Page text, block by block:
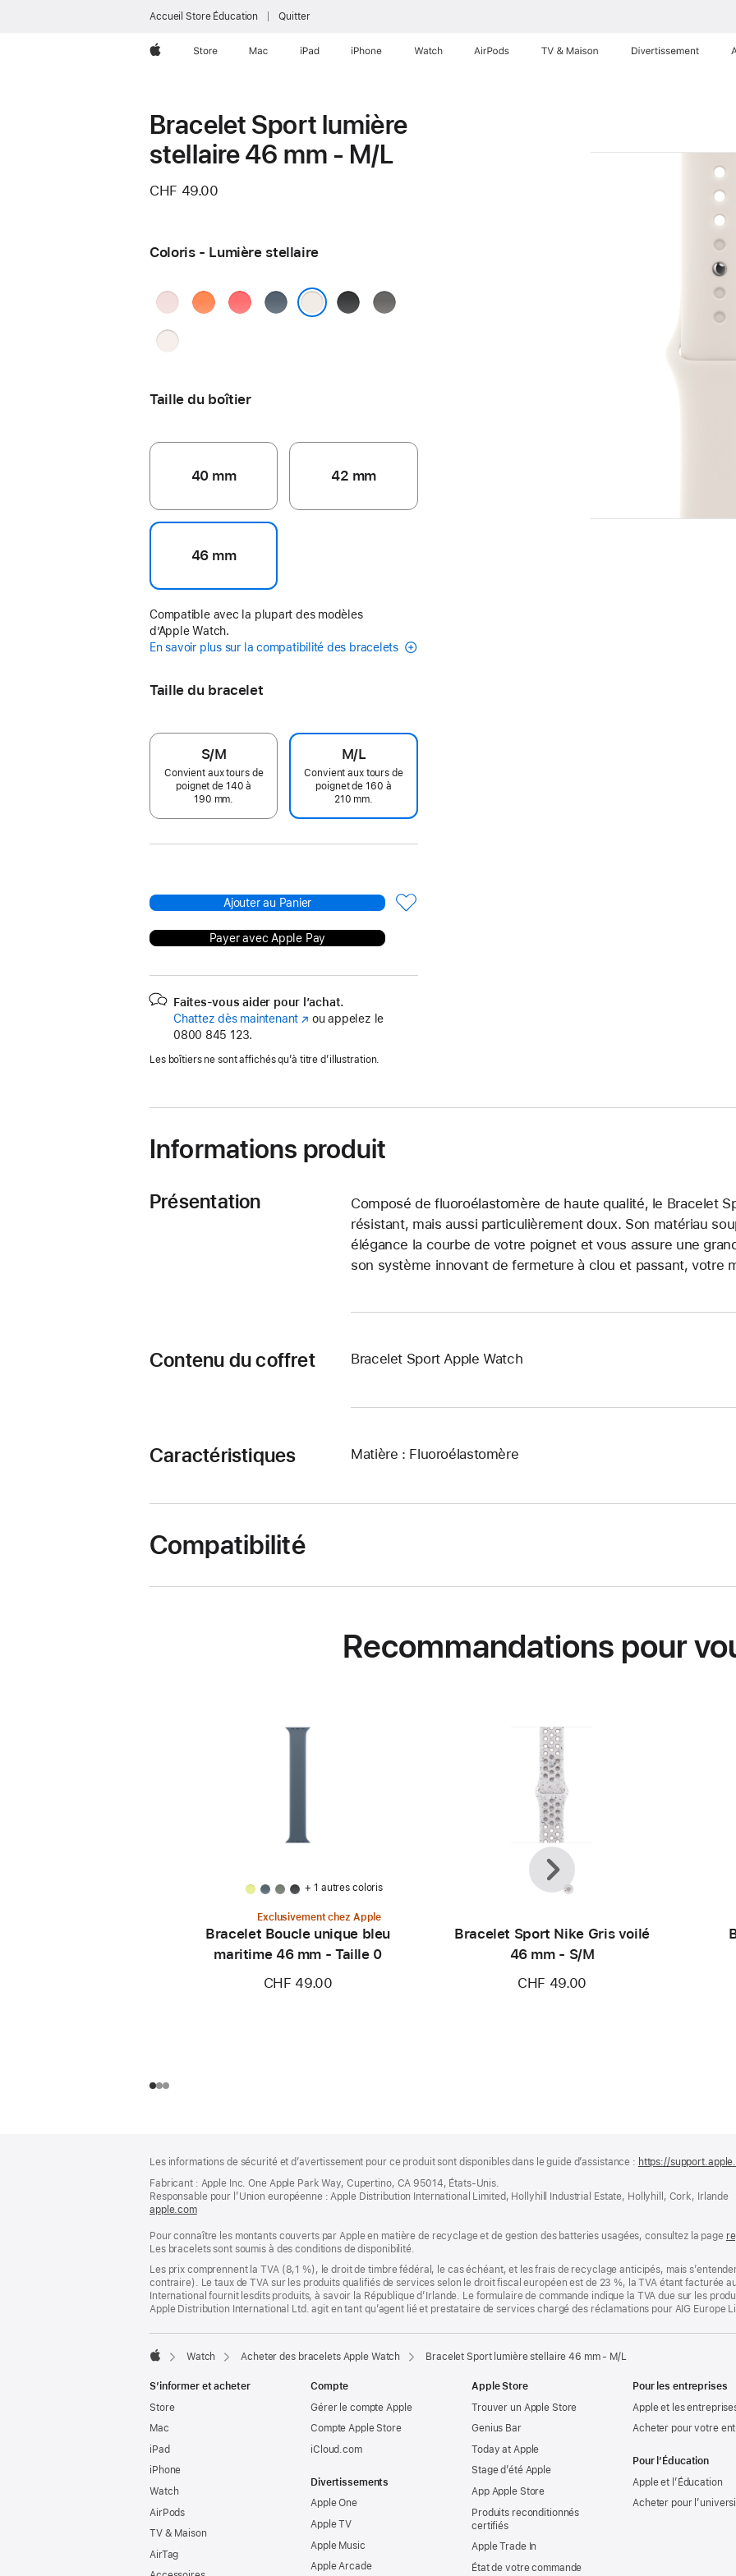
Accueil Store Éducation Quitter
AppleStore Mac iPad iPhone Watch AirPods TV & Maison Divertissements
Bracelet Sport lumière
stellaire 46 mm - M/L
CHF 49.00
Coloris - Lumière stellaire
Rose
Clémentine
Rose
Bleu
maritime
Noir
Gris
Rose
Taille du boîtier
40 mm 42 mm
46 mm
Compatible avec la plupart des modèles
d’Apple Watch.
En savoir plus sur la compatibilité des bracelets
Taille du bracelet
S/M
Convient aux tours de
poignet de 140 à
190 mm.
M/L
Convient aux tours de
poignet de 160 à
210 mm.
Ajouter au Panier
Payer avec Apple Pay
Faites-vous aider pour l’achat.
Chattez dès maintenant (s’ouvre
nouvelle
ou appelez le
0800 845 123.
Les boîtiers ne sont affichés qu’à titre d’illustration.
Informations produit
Présentation
Composé de fluoroélastomère de haute qualité, le Bracelet
résistant, mais aussi particulièrement doux. Son matériau
élégance la courbe de votre poignet et vous assure une
son système innovant de fermeture à clou et passant, votre
Contenu du coffret Bracelet Sport Apple Watch
Caractéristiques Matière : Fluoroélastomère
Compatibilité
Recommandations pour
+ 1 autres coloris
Exclusivement chez Apple
Bracelet Boucle unique bleu
maritime 46 mm - Taille 0
CHF 49.00
Bracelet Sport Nike Gris voilé
46 mm - S/M
CHF 49.00
Précédent
Suivant
de
page
de
bas
de
page
Les informations de sécurité et d’avertissement pour ce produit sont disponibles dans le guide d’assistance : https://
Fabricant : Apple Inc. One Apple Park Way, Cupertino, CA 95014, États-Unis.
Responsable pour l’Union européenne : Apple Distribution International Limited, Hollyhill Industrial Estate, Hollyhill, Cork, Irlande
apple.com(s’ouvre
une
nouvelle
Pour connaître les montants couverts par Apple en matière de recyclage et de gestion des batteries usagées, consultez la page
Les bracelets sont soumis à des conditions de disponibilité.
Les prix comprennent la TVA (8,1 %), le droit de timbre fédéral, le cas échéant, et les frais de recyclage anticipés, mais
contraire). Le taux de TVA sur les produits qualifiés de services selon le droit fiscal européen est de 23 %, la TVA étant facturée
International fournit lesdits produits, à savoir la République d’Irlande. Le formulaire de commande indique la TVA due sur les
Apple Distribution International Ltd. agit en tant qu’agent lié et prestataire de services chargé des réclamations pour AIG Europe
Watch Acheter des bracelets Apple Watch Bracelet Sport lumière stellaire 46 mm - M/L
S’informer et acheter
Store
Mac
iPad
iPhone
Watch
AirPods
TV & Maison
AirTag
Compte
Gérer le compte Apple
Compte Apple Store
iCloud.com
Divertissements
Apple One
Apple TV
Apple Music
Apple Arcade
Apple Store
Trouver un Apple Store
Genius Bar
Today at Apple
Stage d’été Apple
App Apple Store
Produits reconditionnés
certifiés
Apple Trade In
État de votre commande
Pour les entreprises
Apple et les
Acheter pour votre
Pour l’Éducation
Apple et l’Éducation
Acheter pour